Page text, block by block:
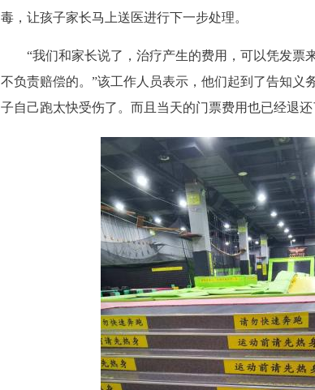
毒，让孩子家长马上送医进行下一步处理。
“我们和家长说了， 治疗产生的费用，可以凭发票
不负责赔偿的。 ”该工作人员表示，他们起到了告知义
子自己跑太快受伤了。而且当天的门票费用也已经退还